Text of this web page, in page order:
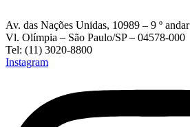
Av. das Nações Unidas, 10989 – 9 º andar
Vl. Olímpia – São Paulo/SP – 04578-000
Tel: (11) 3020-8800
Instagram